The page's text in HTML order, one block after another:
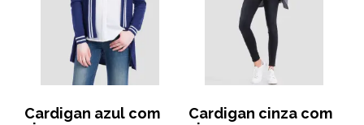
Cardigan azul com
Cardigan cinza com